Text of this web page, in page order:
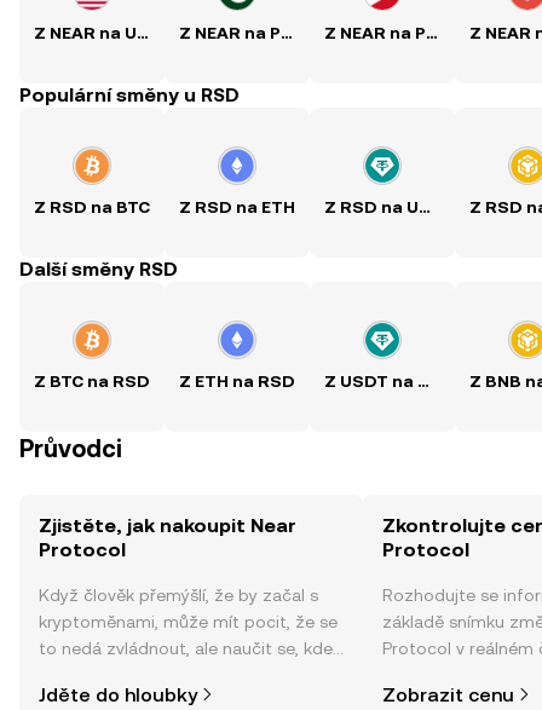
Z NEAR na USD Z NEAR na PKR Z NEAR na PHP
Populární směny u RSD
Z RSD na BTC Z RSD na ETH Z RSD na USDT
Další směny RSD
Z BTC na RSD Z ETH na RSD Z USDT na RSD
Průvodci
Zjistěte, jak nakoupit Near
Protocol
Když člověk přemýšlí, že by začal s
kryptoměnami, může mít pocit, že se
to nedá zvládnout, ale naučit se, kde
jednodušší, než si myslíte. Odstartujte
Jděte do hloubky
Zkontrolujte
Protocol
Rozhodujte se
základě snímku
Protocol v reálném
Zobrazit cenu